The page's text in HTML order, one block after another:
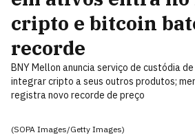
cripto e bitcoin
recorde
BNY Mellon anuncia serviço de custódia
integrar cripto a seus outros produtos;
registra novo recorde de preço
(SOPA Images/Getty Images)